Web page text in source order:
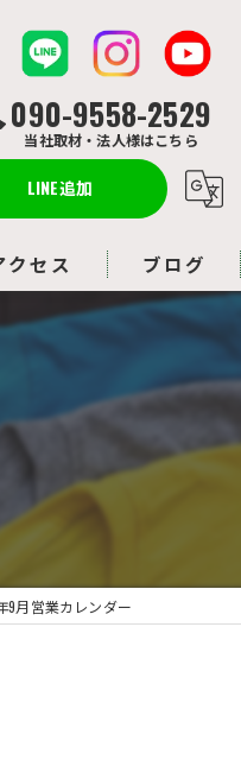
090-9558-2529
当社取材・法人様はこちら
LINE追加
クセス ブログ
9月営業カレンダー